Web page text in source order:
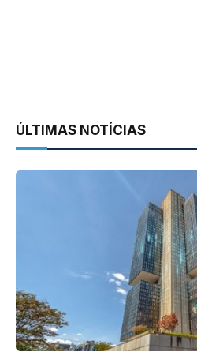
ÚLTIMAS NOTÍCIAS